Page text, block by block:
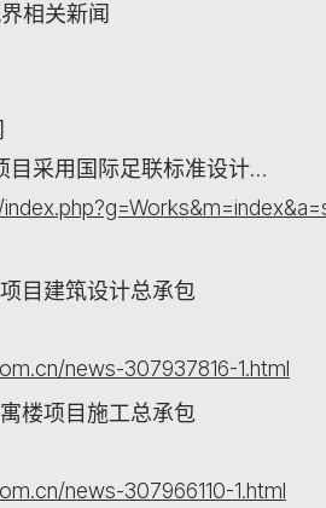
相关新闻
目采用国际足联标准设计…
目建筑设计总承包
news-307937816-1.html
楼项目施工总承包
news-307966110-1.html